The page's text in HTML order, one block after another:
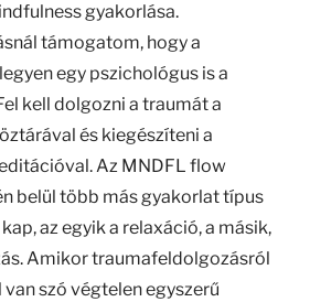
gyakorlása.
támogatom, hogy a
egy pszichológus is a
kell dolgozni a traumát a
és kiegészíteni a
Az MNDFL flow
belül több más gyakorlat típus
az egyik a relaxáció, a másik,
Amikor traumafeldolgozásról
szó végtelen egyszerű